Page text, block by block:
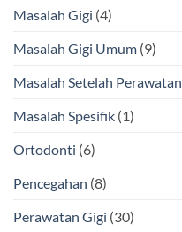
Masalah Gigi (4)
Masalah Gigi Umum (9)
Masalah Setelah Perawatan
Masalah Spesifik (1)
Ortodonti (6)
Pencegahan (8)
Perawatan Gigi (30)